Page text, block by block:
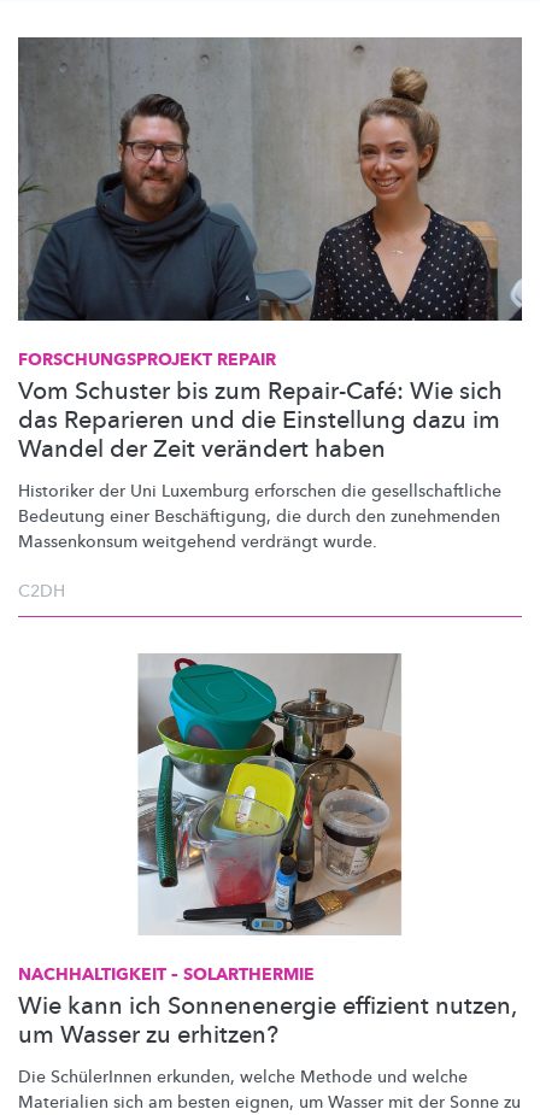
FORSCHUNGSPROJEKT REPAIR
Vom Schuster bis zum Repair-Café: Wie sich
das Reparieren und die Einstellung dazu im
Wandel der Zeit verändert haben
Historiker der Uni Luxemburg erforschen die gesellschaftliche
Bedeutung einer Beschäftigung, die durch den zunehmenden
Massenkonsum weitgehend verdrängt wurde.
C2DH
NACHHALTIGKEIT – SOLARTHERMIE
Wie kann ich Sonnenenergie effizient nutzen,
um Wasser zu erhitzen?
Die SchülerInnen erkunden, welche Methode und welche
Materialien sich am besten eignen, um Wasser mit der Sonne zu